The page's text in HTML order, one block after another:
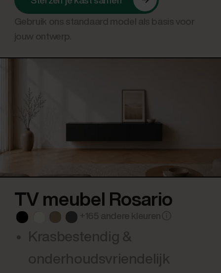
Gebruik ons standaard model als basis voor
jouw ontwerp.
TV meubel Rosario
+165 andere kleuren
Krasbestendig &
onderhoudsvriendelijk